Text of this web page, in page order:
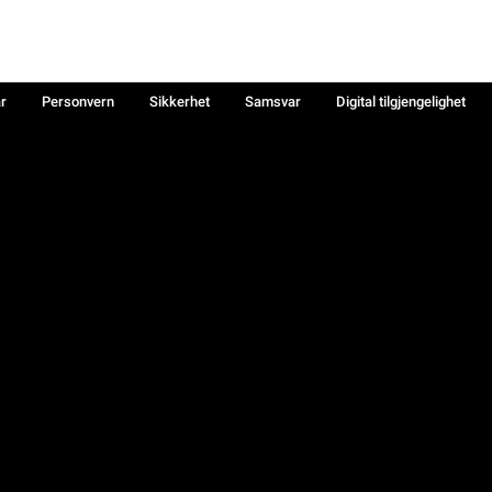
Personvern Sikkerhet Samsvar
Digital tilgjengelighet